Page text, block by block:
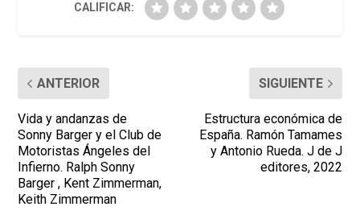
CALIFICAR:
ANTERIOR
Vida y andanzas de
Sonny Barger y el Club de
Motoristas Ángeles del
Infierno. Ralph Sonny
Barger , Kent Zimmerman,
Keith Zimmerman
SIGUIENTE
Estructura económica de
España. Ramón Tamames
y Antonio Rueda. J de J
editores, 2022